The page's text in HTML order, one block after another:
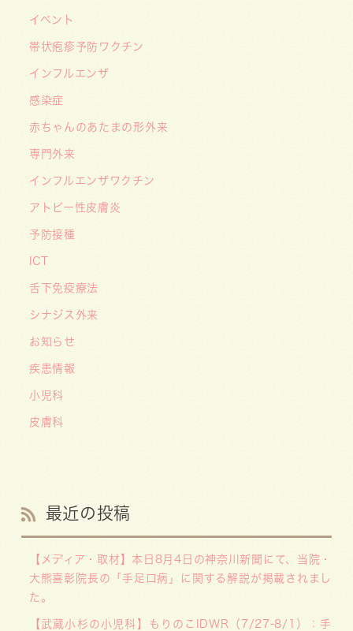
【メディア・取材】４月１０日発売「子供の科
学」５月号の「なぜ？なぜ？どうして？」で大熊
ゴールデンウィーク（GW）の処方薬受け取りに
関する重要なお願い〜処方箋の有効期限は当日を
含めて「4日間」です〜
イベント
帯状疱疹予防ワクチン
インフルエンザ
感染症
赤ちゃんのあたまの形外来
専門外来
インフルエンザワクチン
アトピー性皮膚炎
予防接種
ICT
舌下免疫療法
シナジス外来
お知らせ
疾患情報
小児科
皮膚科
最近の投稿
【メディア・取材】本日8月4日の神奈川新聞にて、当院・
大熊喜彰院長の「手足口病」に関する解説が掲載されまし
た。
【武蔵小杉の小児科】もりのこIDWR（7/27-8/1）：手